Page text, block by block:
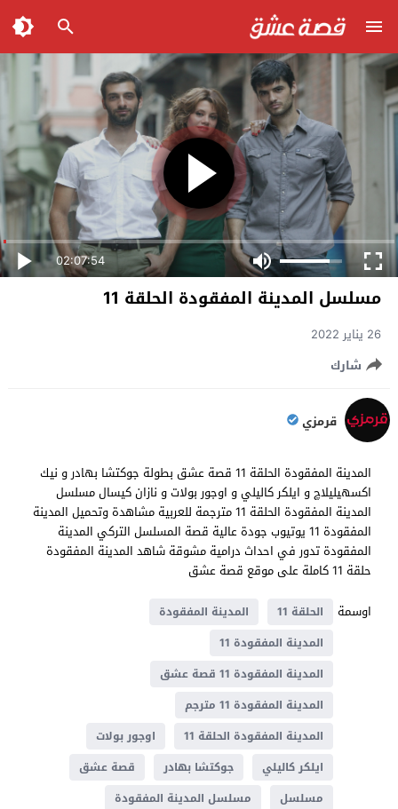
02:07:54
مسلسل المدينة المفقودة الحلقة 11
26 يناير 2022
شارك
قرمزي
المدينة المفقودة الحلقة 11 قصة عشق بطولة جوكتشا بهادر و نيك
اكسهيليلاچ و ايلكر كاليلي و اوجور بولات و نازان كيسال مسلسل
المدينة المفقودة الحلقة 11 مترجمة للعربية مشاهدة وتحميل المدينة
المفقودة 11 يوتيوب جودة عالية قصة المسلسل التركي المدينة
المفقودة تدور في احداث درامية مشوقة شاهد المدينة المفقودة
حلقة 11 كاملة على موقع قصة عشق
اوسمة
الحلقة 11
المدينة المفقودة
المدينة المفقودة 11
المدينة المفقودة 11 قصة عشق
المدينة المفقودة 11 مترجم
المدينة المفقودة الحلقة 11
اوجور بولات
ايلكر كاليلي
جوكتشا بهادر
قصة عشق
مسلسل
مسلسل المدينة المفقودة